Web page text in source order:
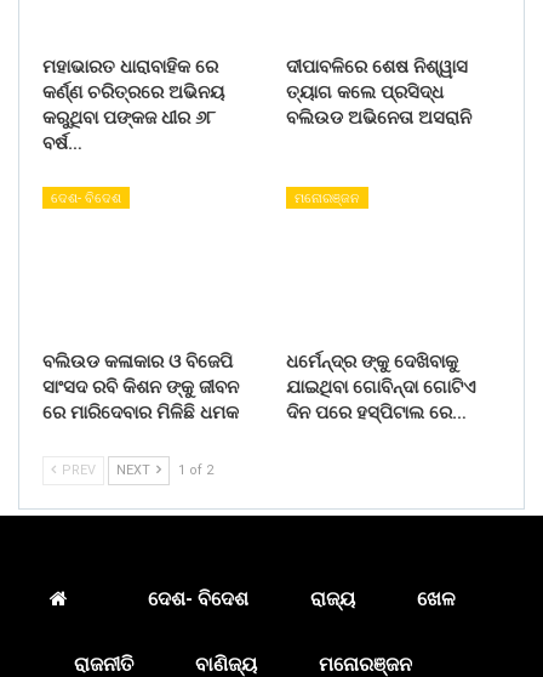
ମହାଭାରତ ଧାରାବାହିକ ରେ
କର୍ଣ୍ଣ ଚରିତ୍ରରେ ଅଭିନୟ
କରୁଥିବା ପଙ୍କଜ ଧୀର ୬୮
ବର୍ଷ…
ଦୀପାବଳିରେ ଶେଷ ନିଶ୍ୱାସ
ତ୍ୟାଗ କଲେ ପ୍ରସିଦ୍ଧ
ବଲିଉଡ ଅଭିନେତା ଅସରାନି
ଦେଶ- ବିଦେଶ
ବଲିଉଡ କଳାକାର ଓ ବିଜେପି
ସାଂସଦ ରବି କିଶନ ଙ୍କୁ ଜୀବନ
ରେ ମାରିଦେବାର ମିଳିଛି ଧମକ
ମନୋରଞ୍ଜନ
ଧର୍ମେନ୍ଦ୍ର ଙ୍କୁ ଦେଖିବାକୁ
ଯାଇଥିବା ଗୋବିନ୍ଦା ଗୋଟିଏ
ଦିନ ପରେ ହସ୍ପିଟାଲ ରେ…
PREV NEXT 1 of 2
ଦେଶ- ବିଦେଶ ରାଜ୍ୟ ଖେଳ
ରାଜନୀତି ବାଣିଜ୍ୟ ମନୋରଞ୍ଜନ